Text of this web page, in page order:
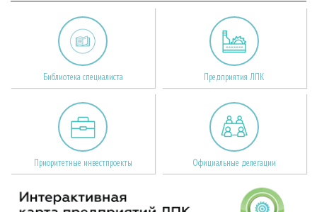
Библиотека специалиста Предприятия ЛПК
Приоритетные инвестпроекты Официальные делегации